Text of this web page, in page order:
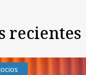
recientes